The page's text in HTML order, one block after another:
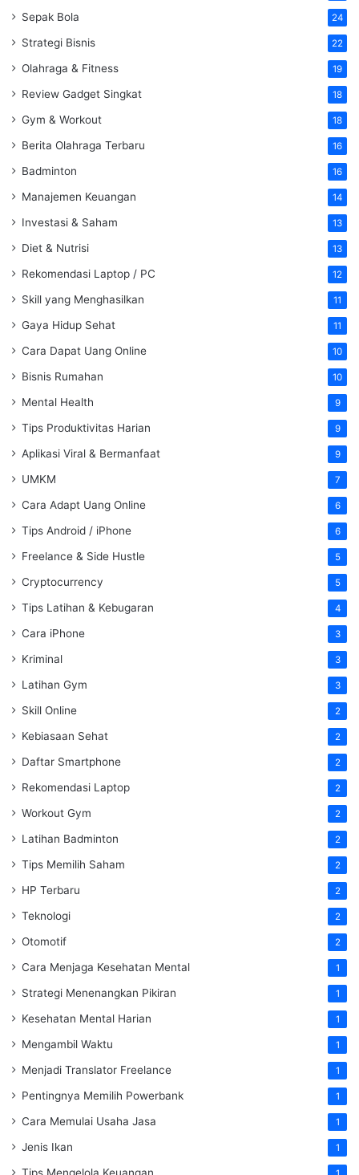
Sepak Bola 24
Strategi Bisnis 22
Olahraga & Fitness 19
Review Gadget Singkat 18
Gym & Workout 18
Berita Olahraga Terbaru 16
Badminton 16
Manajemen Keuangan 14
Investasi & Saham 13
Diet & Nutrisi 13
Rekomendasi Laptop / PC 12
Skill yang Menghasilkan 11
Gaya Hidup Sehat 11
Cara Dapat Uang Online 10
Bisnis Rumahan 10
Mental Health 9
Tips Produktivitas Harian 9
Aplikasi Viral & Bermanfaat 9
UMKM 7
Cara Adapt Uang Online 6
Tips Android / iPhone 6
Freelance & Side Hustle 5
Cryptocurrency 5
Tips Latihan & Kebugaran 4
Cara iPhone 3
Kriminal 3
Latihan Gym 3
Skill Online 2
Kebiasaan Sehat 2
Daftar Smartphone 2
Rekomendasi Laptop 2
Workout Gym 2
Latihan Badminton 2
Tips Memilih Saham 2
HP Terbaru 2
Teknologi 2
Otomotif 2
Cara Menjaga Kesehatan Mental 1
Strategi Menenangkan Pikiran 1
Kesehatan Mental Harian 1
Mengambil Waktu 1
Menjadi Translator Freelance 1
Pentingnya Memilih Powerbank 1
Cara Memulai Usaha Jasa 1
Jenis Ikan 1